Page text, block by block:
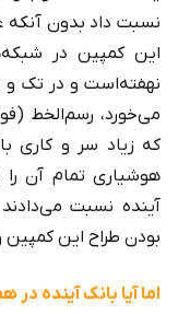
نسبت داد بدون
این کمپین در
نهفته‌است و در تک
می‌خورد، رسم‌الخط
که زیاد سر و کاری
هوشیاری تمام آن
آینده نسبت
بودن طراح این کمپین
اما آیا بانک آینده